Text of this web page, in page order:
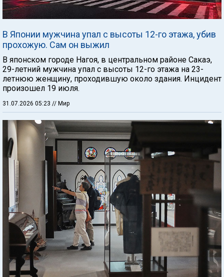
В Японии мужчина упал с высоты 12-го этажа, убив
прохожую. Сам он выжил
В японском городе Нагоя, в центральном районе Сакаэ,
29-летний мужчина упал с высоты 12-го этажа на 23-
летнюю женщину, проходившую около здания. Инцидент
произошел 19 июля.
31.07.2026 05:23 // Мир